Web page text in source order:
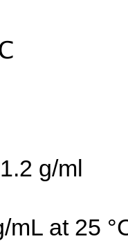
g/ml
mL at 25